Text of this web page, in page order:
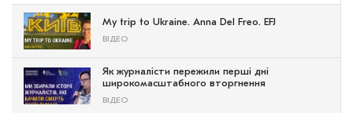
My trip to Ukraine. Anna Del Freo. EFJ
ВІДЕО
Як журналісти пережили перші дні
широкомасштабного вторгнення
ВІДЕО